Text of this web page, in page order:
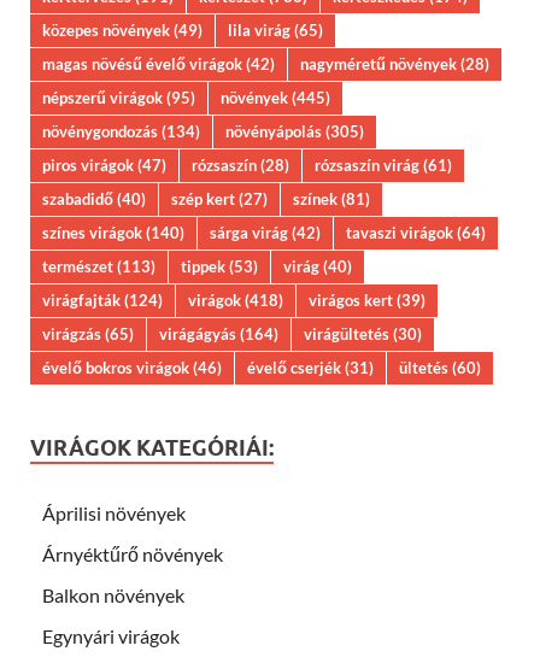
közepes növények(49) lila virág(65)
magas növésű évelő virágok(42) nagyméretű növények(28)
népszerű virágok(95) növények(445)
növénygondozás(134) növényápolás(305)
piros virágok(47) rózsaszín(28) rózsaszín virág(61)
szabadidő(40) szép kert(27) színek(81)
színes virágok(140) sárga virág(42) tavaszi virágok(64)
természet(113) tippek(53) virág(40)
virágfajták(124) virágok(418) virágos kert(39)
virágzás(65) virágágyás(164) virágültetés(30)
évelő bokros virágok(46) évelő cserjék(31) ültetés(60)
VIRÁGOK KATEGÓRIÁI:
Áprilisi növények
Árnyéktűrő növények
Balkon növények
Egynyári virágok